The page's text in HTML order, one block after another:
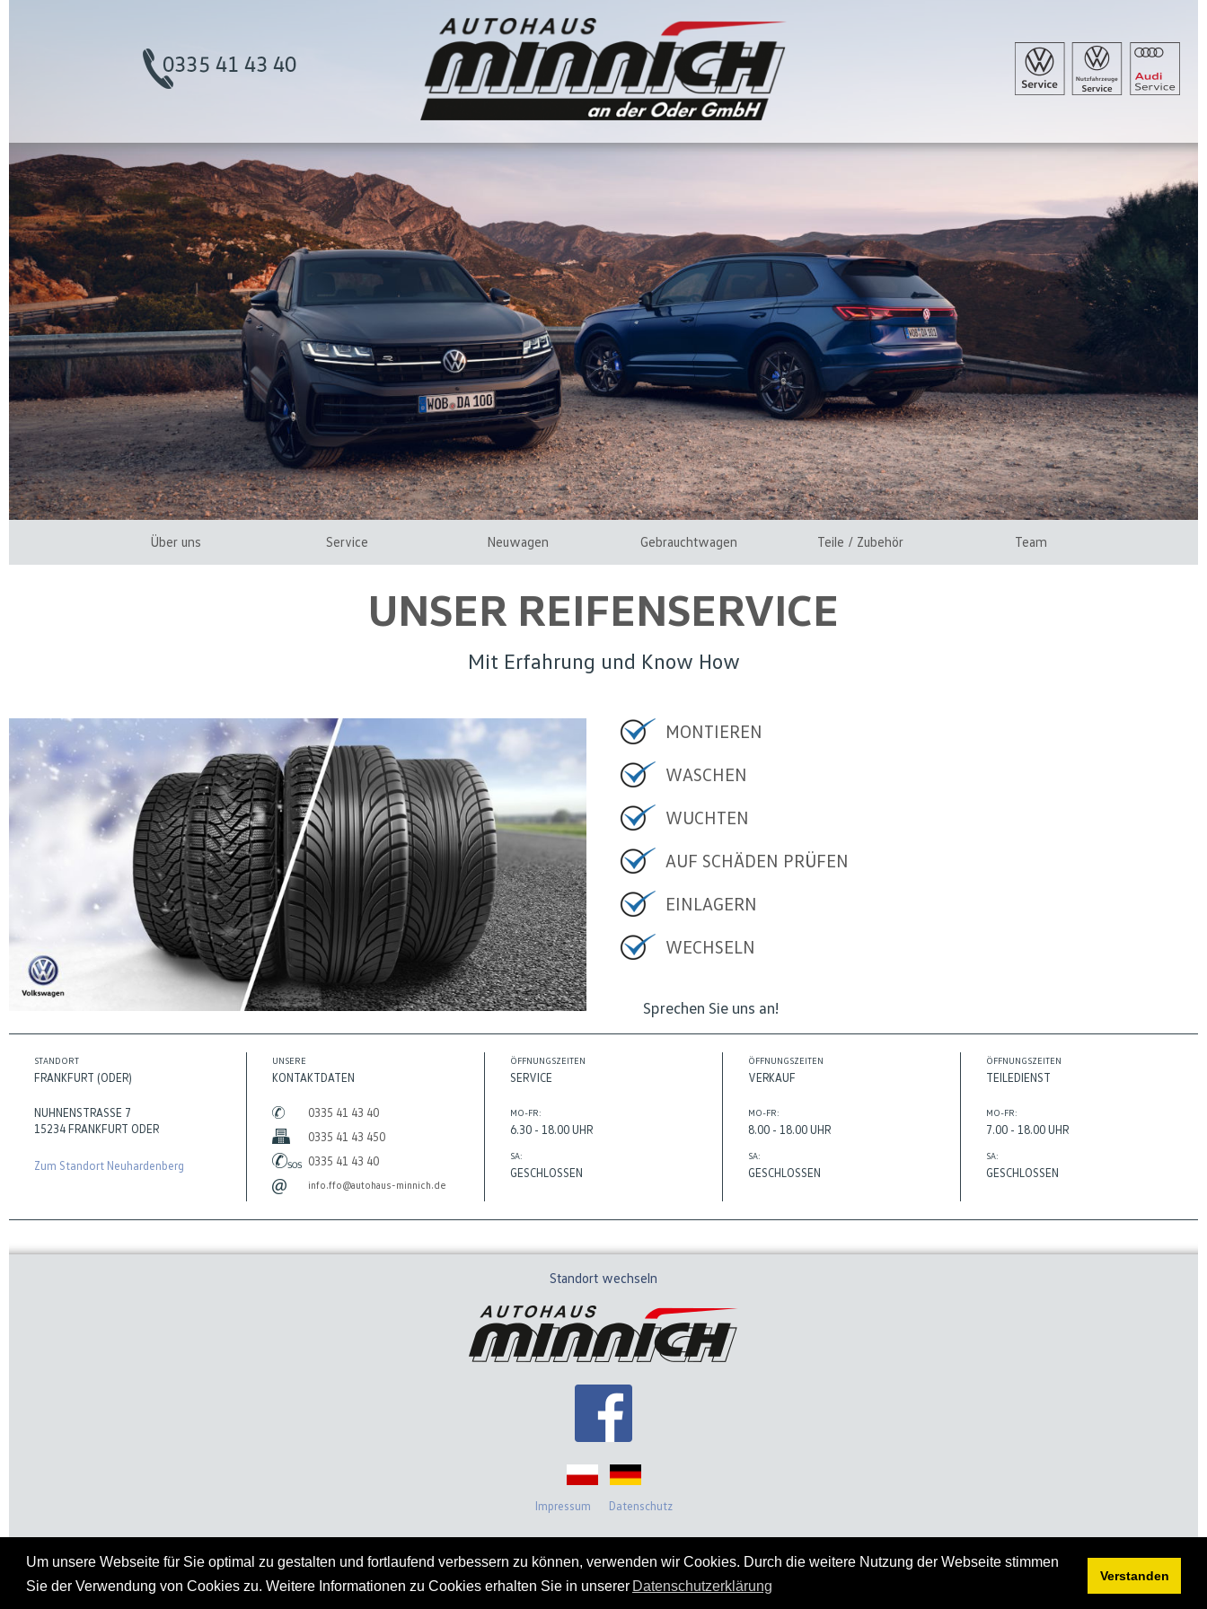
Um unsere Webseite für Sie optimal zu gestalten und fortlaufend verbessern zu können, verwenden wir Cookies. Durch die weitere Nutzung der Webseite stimmen
Sie der Verwendung von Cookies zu. Weitere Informationen zu Cookies erhalten Sie in unserer Datenschutzerklärung
Verstanden
Über uns Service Neuwagen Gebrauchtwagen Teile / Zubehör Team
UNSER REIFENSERVICE
Mit Erfahrung und Know How
MONTIEREN
WASCHEN
WUCHTEN
AUF SCHÄDEN PRÜFEN
EINLAGERN
WECHSELN
Sprechen Sie uns an!
STANDORT
FRANKFURT (ODER)
NUHNENSTRASSE 7
15234 FRANKFURT ODER
Zum Standort Neuhardenberg
UNSERE
KONTAKTDATEN
0335 41 43 40
0335 41 43 450
0335 41 43 40
info.ffo@autohaus-minnich.de
ÖFFNUNGSZEITEN
SERVICE
MO-FR:
6.30 - 18.00 UHR
SA:
GESCHLOSSEN
ÖFFNUNGSZEITEN
VERKAUF
MO-FR:
8.00 - 18.00 UHR
SA:
GESCHLOSSEN
ÖFFNUNGSZEITEN
TEILEDIENST
MO-FR:
7.00 - 18.00 UHR
SA:
GESCHLOSSEN
Standort wechseln
Impressum Datenschutz